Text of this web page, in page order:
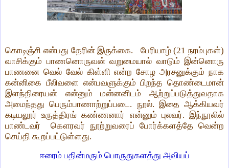
கொடிஞ்சி என்பது தேரின் இருக்கை. பேரியாழ் (21 நரம்புகள்)
வாசிக்கும் பாணனொருவன் வறுமையால் வாடும் இன்னொரு
பாணனை வெல் வேல் கிள்ளி என்ற சோழ அரசனுக்கும் நாக
கன்னிகை பீலிவளை என்பவளுக்கும் பிறந்த தொண்டைமான்
இளந்திரையன் என்னும் மன்னனிடம் ஆற்றுப்படுத்துவதாக
அமைந்தது பெரும்பாணாற்றுப்படை. நூல். இதை ஆக்கியவர்
கடியலூர் உருத்திரங் கண்ணனார் என்னும் புலவர். இந்நூலில்
பாண்டவர் கௌரவர் நூற்றுவரைப் போர்க்களத்தே வென்ற
செய்தி கூறப்பட்டுள்ளது.
ஈரைம் பதின்மரும் பொருதுகளத்து அவியப்